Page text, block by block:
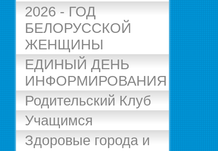
2026 - ГОД
БЕЛОРУССКОЙ
ЖЕНЩИНЫ
ЕДИНЫЙ ДЕНЬ
ИНФОРМИРОВАНИЯ
Родительский Клуб
Учащимся
Здоровые города и